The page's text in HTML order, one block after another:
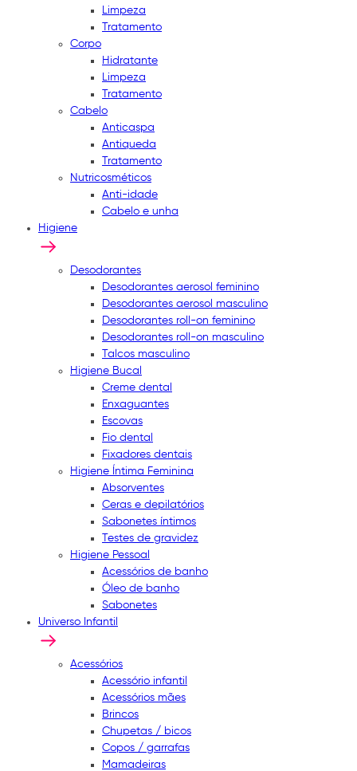
Limpeza
Tratamento
Corpo
Hidratante
Limpeza
Tratamento
Cabelo
Anticaspa
Antiqueda
Tratamento
Nutricosméticos
Anti-idade
Cabelo e unha
Higiene
Desodorantes
Desodorantes aerosol feminino
Desodorantes aerosol masculino
Desodorantes roll-on feminino
Desodorantes roll-on masculino
Talcos masculino
Higiene Bucal
Creme dental
Enxaguantes
Escovas
Fio dental
Fixadores dentais
Higiene Íntima Feminina
Absorventes
Ceras e depilatórios
Sabonetes íntimos
Testes de gravidez
Higiene Pessoal
Acessórios de banho
Óleo de banho
Sabonetes
Universo Infantil
Acessórios
Acessório infantil
Acessórios mães
Brincos
Chupetas / bicos
Copos / garrafas
Mamadeiras